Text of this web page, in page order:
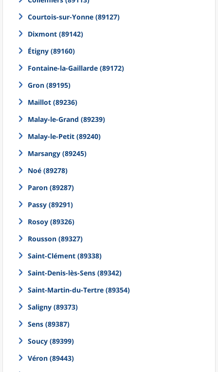
Courtois-sur-Yonne (89127)
Dixmont (89142)
Étigny (89160)
Fontaine-la-Gaillarde (89172)
Gron (89195)
Maillot (89236)
Malay-le-Grand (89239)
Malay-le-Petit (89240)
Marsangy (89245)
Noé (89278)
Paron (89287)
Passy (89291)
Rosoy (89326)
Rousson (89327)
Saint-Clément (89338)
Saint-Denis-lès-Sens (89342)
Saint-Martin-du-Tertre (89354)
Saligny (89373)
Sens (89387)
Soucy (89399)
Véron (89443)